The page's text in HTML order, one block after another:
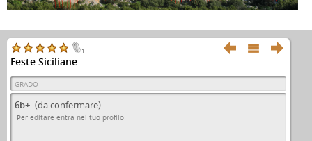
  
1
Feste Siciliane
GRADO
6b+ (da confermare)
Per editare entra nel tuo profilo